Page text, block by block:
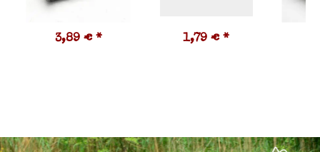
3,89 € * 1,79 € *